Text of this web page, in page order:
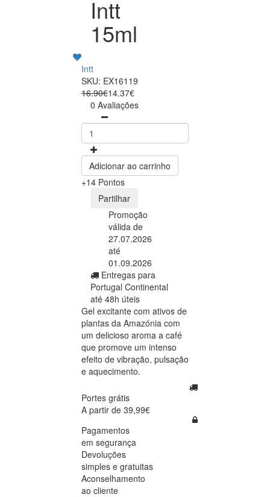
Intt
15ml
Intt
SKU: EX16119
16.90€14.37€
0 Avaliações
Adicionar ao carrinho
+14 Pontos
Partilhar
Promoção
válida de
27.07.2026
até
01.09.2026
Entregas para
Portugal Continental
até 48h úteis
Gel excitante com ativos de
plantas da Amazónia com
um delicioso aroma a café
que promove um intenso
efeito de vibração, pulsação
e aquecimento.
Portes grátis
A partir de 39,99€
Pagamentos
em segurança
Devoluções
simples e gratuitas
Aconselhamento
ao cliente